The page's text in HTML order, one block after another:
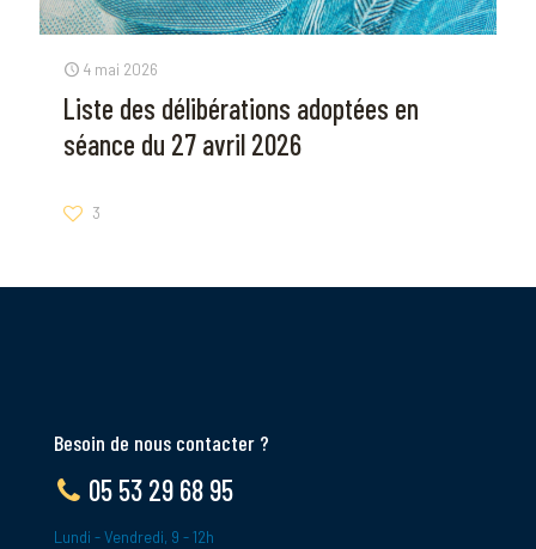
4 mai 2026
Liste des délibérations adoptées en
séance du 27 avril 2026
3
Besoin de nous contacter ?
05 53 29 68 95
Lundi - Vendredi, 9 - 12h